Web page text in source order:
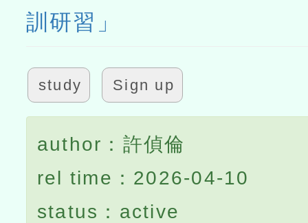
訓研習」
study Sign up
author：許偵倫
rel time：2026-04-10
status：active